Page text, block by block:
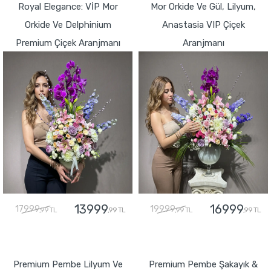
Royal Elegance: VİP Mor
Orkide Ve Delphinium
Premium Çiçek Aranjmanı
17999,99 TL 13999,99 TL
Mor Orkide Ve Gül, Lilyum,
Anastasia VIP Çiçek
Aranjmanı
19999,99 TL 16999,99 TL
Premium Pembe Lilyum Ve
Premium Pembe Şakayık &